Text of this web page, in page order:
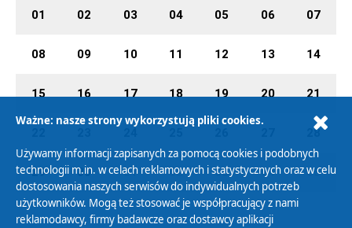
01 02 03 04 05 06 07
08 09 10 11 12 13 14
15 16 17 18 19 20 21
28
29 30 01 02 03 04 05
Ważne: nasze strony wykorzystują pliki cookies.
Używamy informacji zapisanych za pomocą cookies i podobnych
technologii m.in. w celach reklamowych i statystycznych oraz w celu
dostosowania naszych serwisów do indywidualnych potrzeb
użytkowników. Mogą też stosować je współpracujący z nami
reklamodawcy, firmy badawcze oraz dostawcy aplikacji